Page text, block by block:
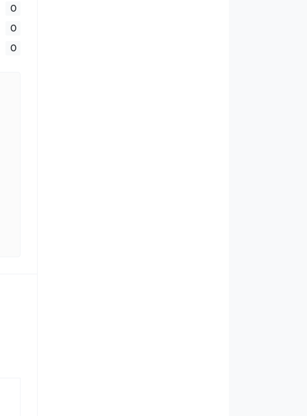
0
0
0